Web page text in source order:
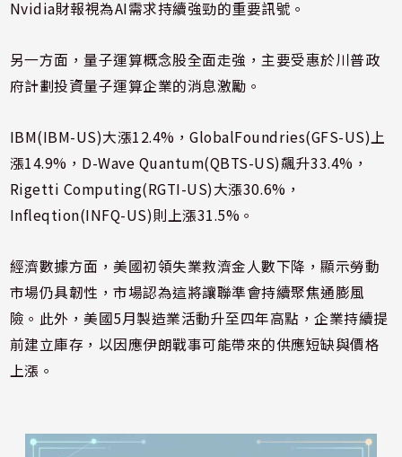
Nvidia財報視為AI需求持續強勁的重要訊號。
另一方面，量子運算概念股全面走強，主要受惠於川普政
府計劃投資量子運算企業的消息激勵。
IBM(IBM-US)大漲12.4%，GlobalFoundries(GFS-US)上
漲14.9%，D-Wave Quantum(QBTS-US)飆升33.4%，
Rigetti Computing(RGTI-US)大漲30.6%，
Infleqtion(INFQ-US)則上漲31.5%。
經濟數據方面，美國初領失業救濟金人數下降，顯示勞動
市場仍具韌性，市場認為這將讓聯準會持續聚焦通膨風
險。此外，美國5月製造業活動升至四年高點，企業持續提
前建立庫存，以因應伊朗戰事可能帶來的供應短缺與價格
上漲。